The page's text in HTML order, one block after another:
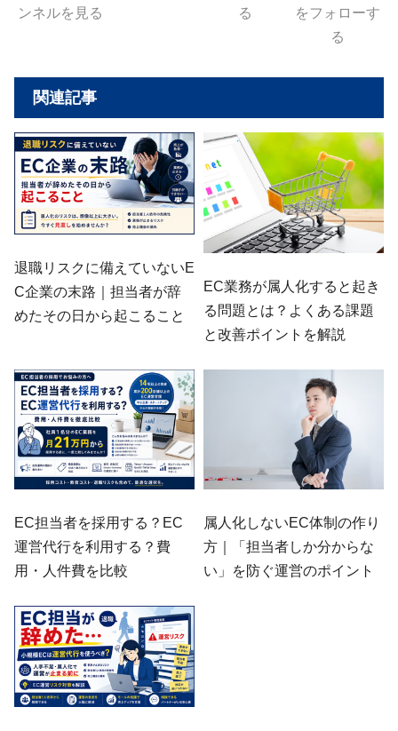
ンネルを見る る
をフォローす
る
関連記事
退職リスクに備えていないE
C企業の末路｜担当者が辞
めたその日から起こること
EC業務が属人化すると起き
る問題とは？よくある課題
と改善ポイントを解説
EC担当者を採用する？EC
運営代行を利用する？費
用・人件費を比較
属人化しないEC体制の作り
方｜「担当者しか分からな
い」を防ぐ運営のポイント